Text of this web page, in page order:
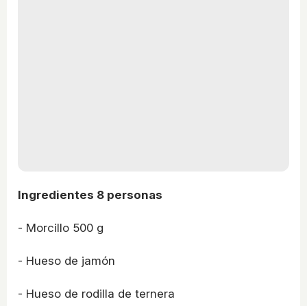
Ingredientes 8 personas
- Morcillo 500 g
- Hueso de jamón
- Hueso de rodilla de ternera